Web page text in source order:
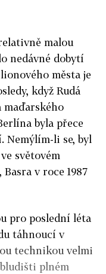
malou
nedávné dobytí
města je
když Rudá
maďarského
byla přece
Nemýlím-li se, byl
světovém
v roce 1987
pro poslední léta
táhnoucí v
technikou velmi
plném